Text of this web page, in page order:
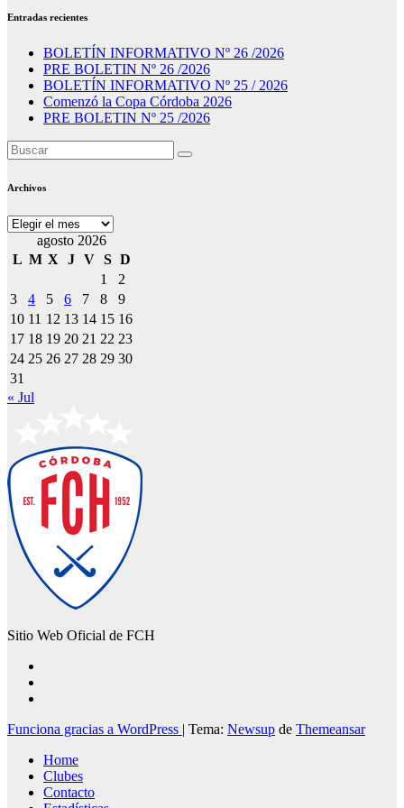
Entradas recientes
BOLETÍN INFORMATIVO Nº 26 /2026
PRE BOLETIN Nº 26 /2026
BOLETÍN INFORMATIVO Nº 25 / 2026
Comenzó la Copa Córdoba 2026
PRE BOLETIN Nº 25 /2026
Archivos
Archivos
agosto 2026
L M X J V S D
1
2
3
4 5 6 7 8
9
10 11 12 13 14 15 16
17 18 19 20 21 22 23
24 25 26 27 28 29 30
31
« Jul
Sitio Web Oficial de FCH
Funciona gracias a WordPress | Tema: Newsup de Themeansar
Home
Clubes
Contacto